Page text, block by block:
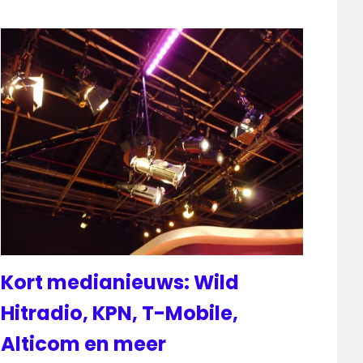
Kort medianieuws: Wild
Hitradio, KPN, T-Mobile,
Alticom en meer